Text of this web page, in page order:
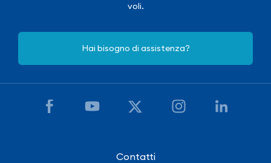
voli.
Hai bisogno di assistenza?
Contatti